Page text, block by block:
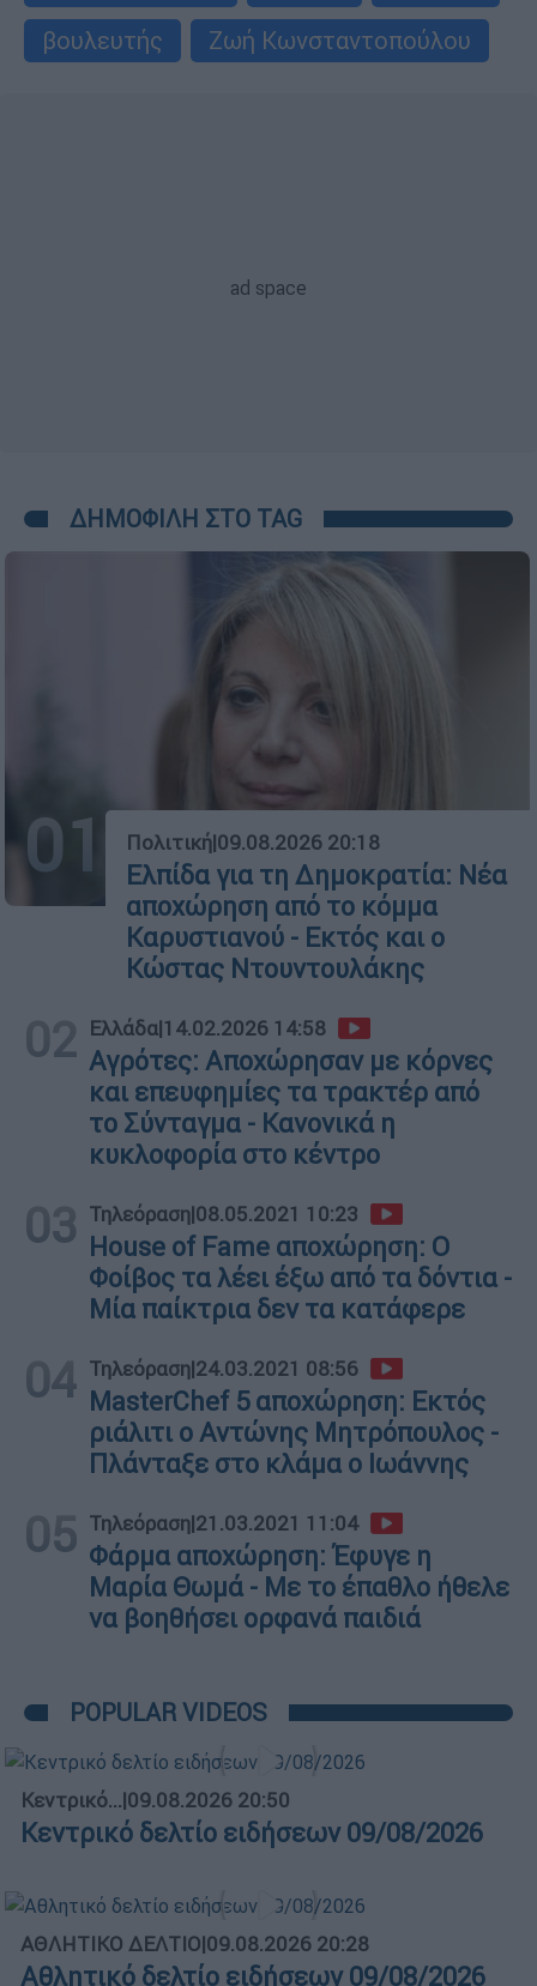
βουλευτής
Ζωή Κωνσταντοπούλου
ΔΗΜΟΦΙΛΗ ΣΤΟ TAG
01 Πολιτική|09.08.2026 20:18
Ελπίδα για τη Δημοκρατία: Νέα
αποχώρηση από το κόμμα
Καρυστιανού - Εκτός και ο
Κώστας Ντουντουλάκης
02 Ελλάδα|14.02.2026 14:58
Αγρότες: Αποχώρησαν με κόρνες
και επευφημίες τα τρακτέρ από
το Σύνταγμα - Κανονικά η
κυκλοφορία στο κέντρο
03 Τηλεόραση|08.05.2021 10:23
House of Fame αποχώρηση: Ο
Φοίβος τα λέει έξω από τα δόντια -
Μία παίκτρια δεν τα κατάφερε
04 Τηλεόραση|24.03.2021 08:56
MasterChef 5 αποχώρηση: Εκτός
ριάλιτι ο Αντώνης Μητρόπουλος -
Πλάνταξε στο κλάμα ο Ιωάννης
05 Τηλεόραση|21.03.2021 11:04
Φάρμα αποχώρηση: Έφυγε η
Μαρία Θωμά - Με το έπαθλο ήθελε
να βοηθήσει ορφανά παιδιά
POPULAR VIDEOS
Κεντρικό...|09.08.2026 20:50
Κεντρικό δελτίο ειδήσεων 09/08/2026
ΑΘΛΗΤΙΚΟ ΔΕΛΤΙΟ|09.08.2026 20:28
Αθλητικό δελτίο ειδήσεων 09/08/2026